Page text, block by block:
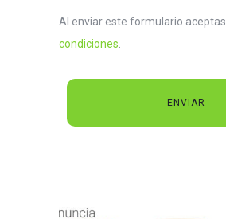
Al enviar este formulario aceptas
condiciones.